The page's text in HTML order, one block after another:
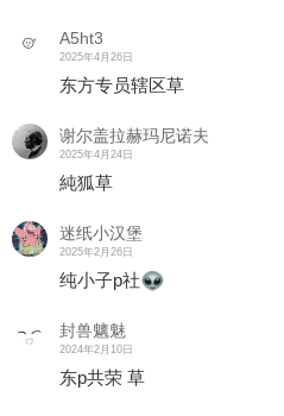
A5ht3
2025年4月26日
东方专员辖区草
谢尔盖拉赫玛尼诺夫
2025年4月24日
純狐草
迷纸小汉堡
2025年2月26日
纯小子p社
封兽魑魅
2024年2月10日
东p共荣 草